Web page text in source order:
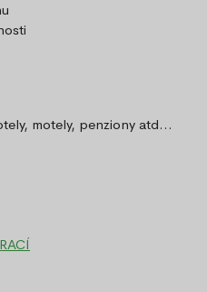
motely, penziony atd...